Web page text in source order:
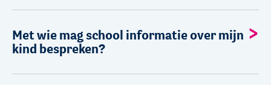
Met wie mag school informatie over mijn
kind bespreken?